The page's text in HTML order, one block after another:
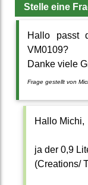
Stelle eine
Hallo passt
VM0109?
Danke viele
Frage gestellt von
Hallo Michi,
ja der 0,9
(Creations/